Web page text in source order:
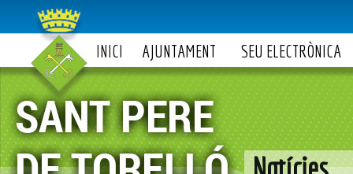
INICI AJUNTAMENT SEU ELECTRÒNICA